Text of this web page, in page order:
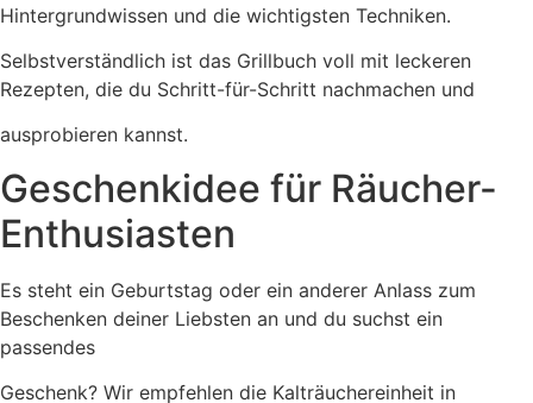
Hintergrundwissen und die wichtigsten Techniken.
Selbstverständlich ist das Grillbuch voll mit leckeren
Rezepten, die du Schritt-für-Schritt nachmachen und
ausprobieren kannst.
Geschenkidee für Räucher-
Enthusiasten
Es steht ein Geburtstag oder ein anderer Anlass zum
Beschenken deiner Liebsten an und du suchst ein
passendes
Geschenk? Wir empfehlen die Kalträuchereinheit in